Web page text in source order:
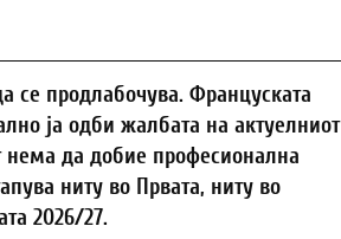
се продлабочува. Француската
ја одби жалбата на актуелниот
да добие професионална
ниту во Првата, ниту во
2026/27.